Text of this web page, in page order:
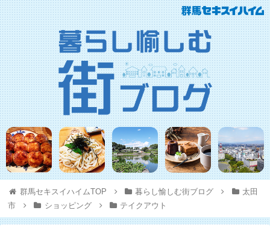
群馬セキスイハイムTOP 暮らし愉しむ街ブログ
太田
市
ショッピング テイクアウト